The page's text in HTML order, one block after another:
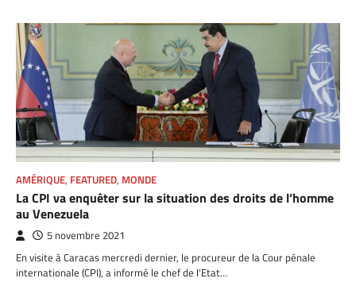
AMÉRIQUE, FEATURED, MONDE
La CPI va enquêter sur la situation des droits de l’homme
au Venezuela
5 novembre 2021
En visite à Caracas mercredi dernier, le procureur de la Cour pénale
internationale (CPI), a informé le chef de l’Etat…